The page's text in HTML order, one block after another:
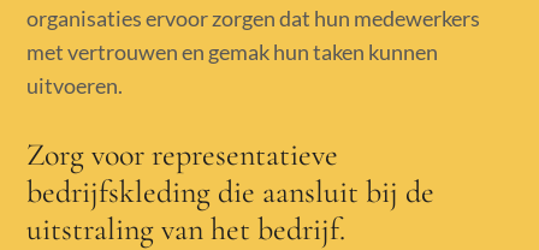
organisaties ervoor zorgen dat hun medewerkers
met vertrouwen en gemak hun taken kunnen
uitvoeren.
Zorg voor representatieve
bedrijfskleding die aansluit bij de
uitstraling van het bedrijf.